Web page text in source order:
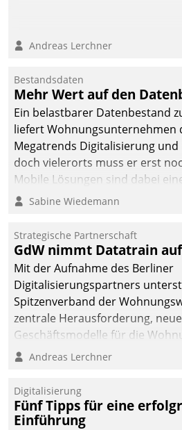
Andreas Lerchner
Bestandsdaten
Mehr Wert auf den
Ein belastbarer Datenbestand
liefert Wohnungsunternehmen
Megatrends Digitalisierung und
doch vielerorts muss er erst
Mobile Lösungen sind dabei
Sabine Wiedemann
Strategische Partnerschaft
GdW nimmt Datatrain auf
Mit der Aufnahme des Berliner
Digitalisierungspartners
Spitzenverband der
zentrale Herausforderung,
Geschäftsmodelle für die
entwickeln.
Andreas Lerchner
Digitalisierung
Fünf Tipps für eine
Einführung